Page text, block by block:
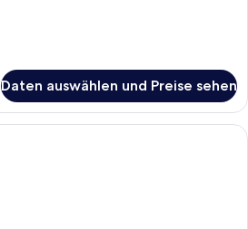
Daten auswählen und Preise sehen
Ein modernes Hotelzimmer mit